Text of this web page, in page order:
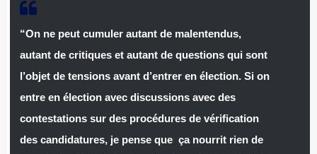
“On ne peut cumuler autant de malentendus,
autant de critiques et autant de questions qui sont
l’objet de tensions avant d’entrer en élection. Si on
entre en élection avec discussions avec des
contestations sur des procédures de vérification
des candidatures, je pense que ça nourrit rien de